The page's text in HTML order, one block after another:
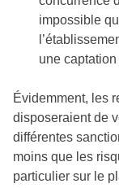
impossible
une
Évidemment, les
disposeraient de
différentes
moins que les
particulier sur le